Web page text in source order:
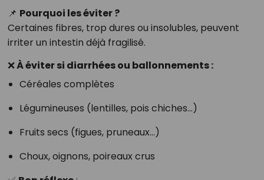
📌 Pourquoi les éviter ?
Certaines fibres, trop dures ou insolubles, peuvent
irriter un intestin déjà fragilisé.
❌ À éviter si diarrhées ou ballonnements :
Céréales complètes
Légumineuses (lentilles, pois chiches…)
Fruits secs (figues, pruneaux…)
Choux, oignons, poireaux crus